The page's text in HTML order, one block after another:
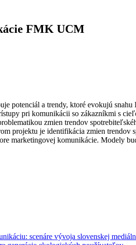
FMK UCM
potenciál a trendy, ktoré evokujú
pri komunikácii so zákazníkmi s
zmien trendov
projektu je identifikácia zmien
marketingovej komunikácie. Modely
scenáre vývoja slovenskej